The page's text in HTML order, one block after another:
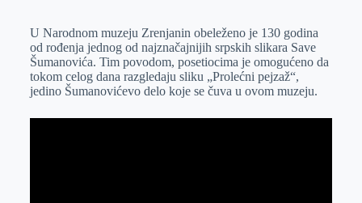
e
r
I
n
s
A
p
a
i
l
U Narodnom muzeju Zrenjanin obeleženo je 130 godina
od rođenja jednog od najznačajnijih srpskih slikara Save
Šumanovića. Tim povodom, posetiocima je omogućeno da
tokom celog dana razgledaju sliku „Prolećni pejzaž“,
jedino Šumanovićevo delo koje se čuva u ovom muzeju.